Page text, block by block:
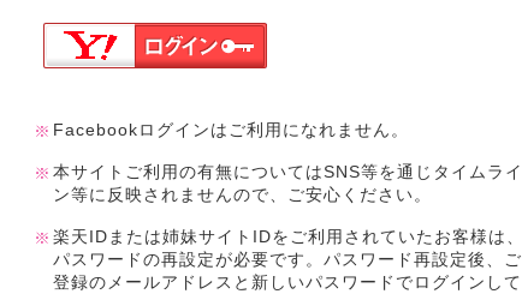
Facebookログインはご利用になれません。
本サイトご利用の有無についてはSNS等を通じタイムライ
ン等に反映されませんので、ご安心ください。
楽天IDまたは姉妹サイトIDをご利用されていたお客様は、
パスワードの再設定が必要です。パスワード再設定後、ご
登録のメールアドレスと新しいパスワードでログインして